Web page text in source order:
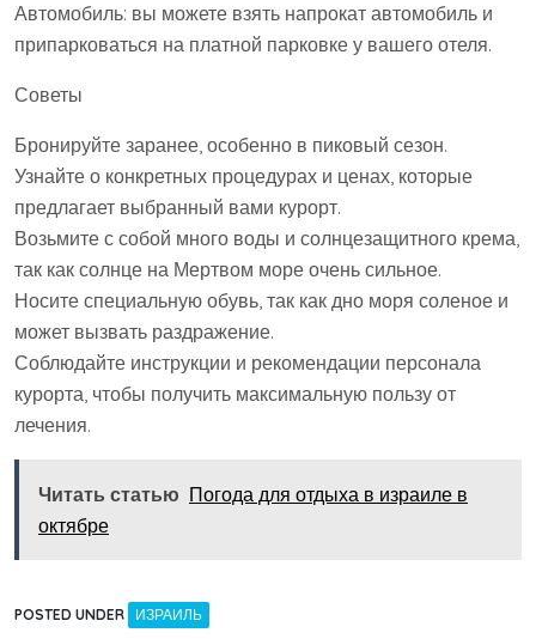
Автомобиль: вы можете взять напрокат автомобиль и
припарковаться на платной парковке у вашего отеля.
Советы
Бронируйте заранее, особенно в пиковый сезон.
Узнайте о конкретных процедурах и ценах, которые
предлагает выбранный вами курорт.
Возьмите с собой много воды и солнцезащитного крема,
так как солнце на Мертвом море очень сильное.
Носите специальную обувь, так как дно моря соленое и
может вызвать раздражение.
Соблюдайте инструкции и рекомендации персонала
курорта, чтобы получить максимальную пользу от
лечения.
Читать статью Погода для отдыха в израиле в
октябре
POSTED UNDER ИЗРАИЛЬ